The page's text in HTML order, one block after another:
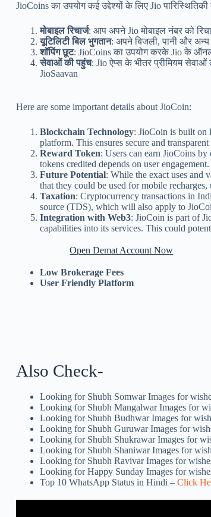
JioCoins का उपयोग कई उद्देश्यों के लिए Jio
मोबाइल रिचार्ज: आप अपने Jio मोबाइल नंबर को
यूटिलिटी बिल भुगतान: अपने बिजली, पानी और
शॉपिंग छूट: JioCoins का उपयोग करके Jio के
सेवाओं की पहुंच: Jio ऐप्स के भीतर प्रीमियम
JioSaavan
Here are some important details about JioCoin:
Blockchain Technology: JioCoin is built on
platform. This ensures secure and transparent
Reward Token: Users can earn JioCoins
tokens credited depends on user engagement.
Future Potential: While the exact uses and
that they could be used for mobile
Taxation: Cryptocurrency transactions in
source (TDS), which will also apply to
Integration with Web3: JioCoin is part of
capabilities into its services. This could
Open Demat Account Now
Low Brokerage Fees
User Friendly Platform
Also Check-
Looking for Shubh Somwar Images for
Looking for Shubh Mangalwar Images for
Looking for Shubh Budhwar Images for
Looking for Shubh Guruwar Images for
Looking for Shubh Shukrawar Images for
Looking for Shubh Shaniwar Images for
Looking for Shubh Ravivar Images for
Looking for Happy Sunday Images for
Top 10 WhatsApp Status in Hindi – Click